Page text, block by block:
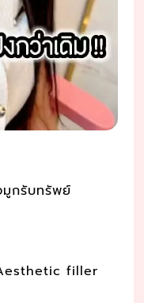
มูกรับทรัพย์
filler